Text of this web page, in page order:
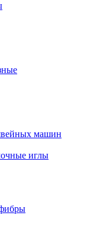
машин
иглы